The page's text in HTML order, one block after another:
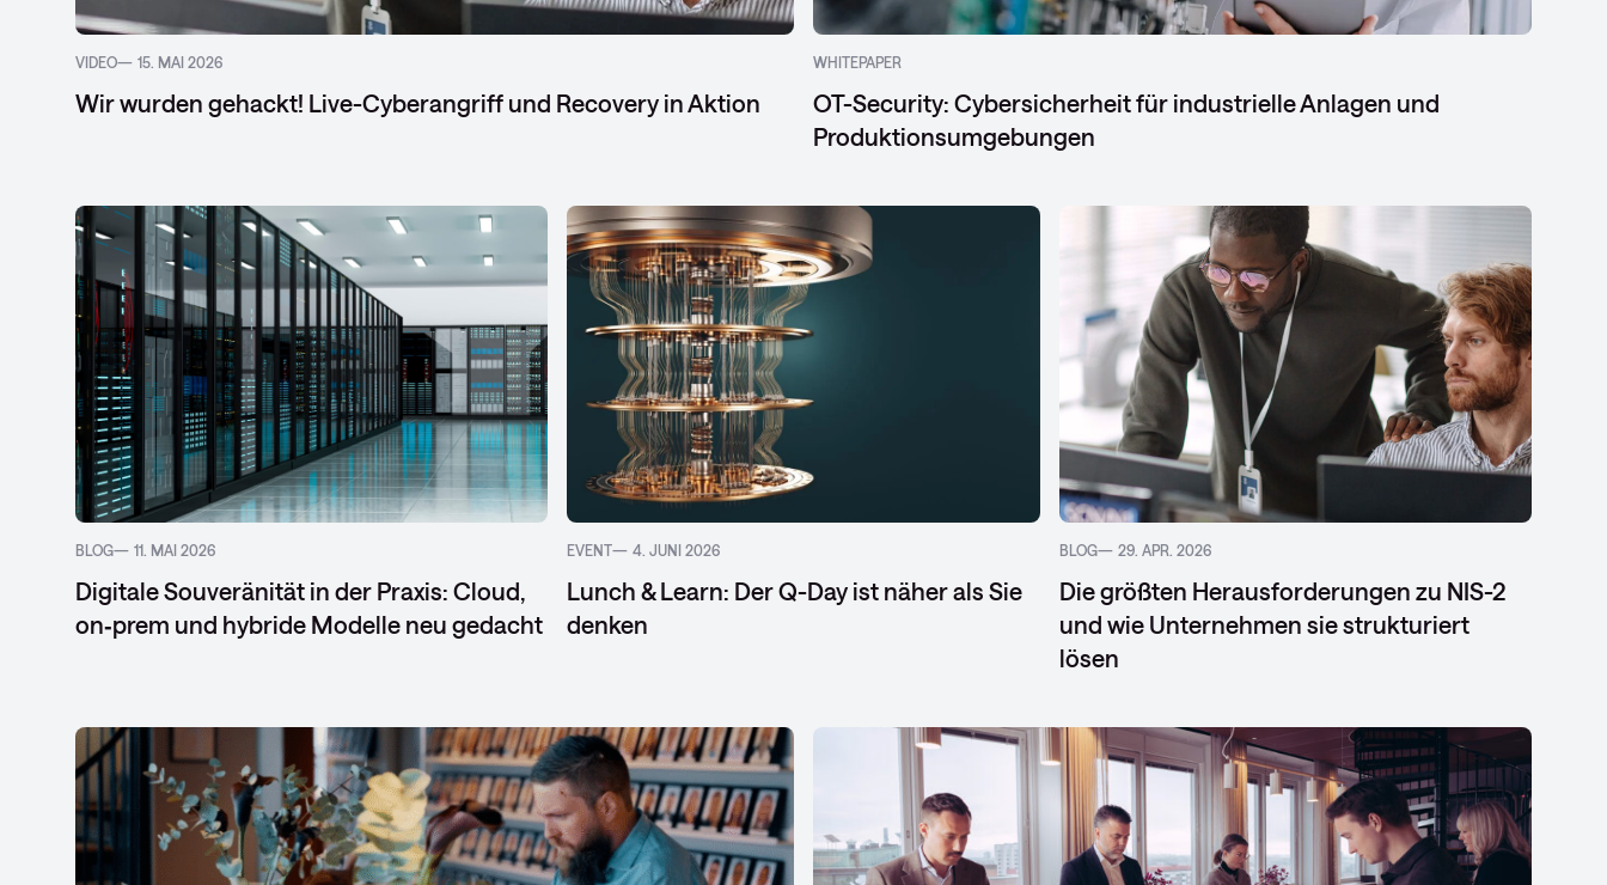
VIDEO 15. MAI 2026
Wir wurden gehackt! Live-Cyberangriff und Recovery in Aktion
WHITEPAPER
OT-Security: Cybersicherheit für industrielle Anlagen und
Produktionsumgebungen
BLOG 11. MAI 2026
Digitale Souveränität in der Praxis: Cloud,
on‑prem und hybride Modelle neu gedacht
EVENT 4. JUNI 2026
Lunch & Learn: Der Q-Day ist näher als Sie
denken
BLOG 29. APR. 2026
Die größten Herausforderungen zu NIS-2
und wie Unternehmen sie strukturiert
lösen